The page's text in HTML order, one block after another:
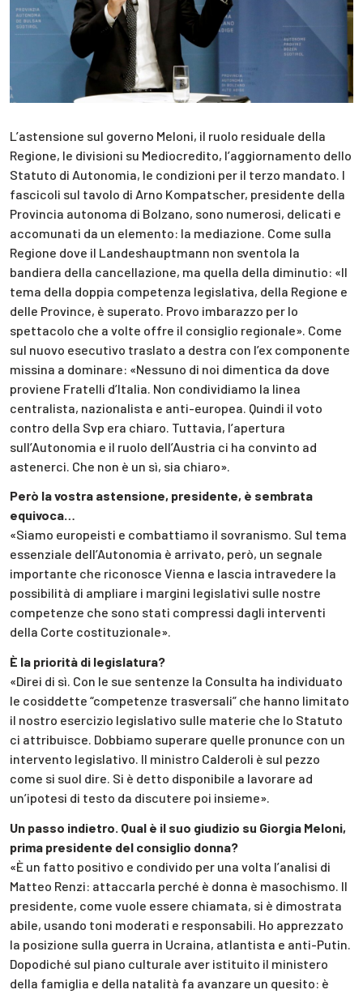
L’astensione sul governo Meloni, il ruolo residuale della
Regione, le divisioni su Mediocredito, l’aggiornamento dello
Statuto di Autonomia, le condizioni per il terzo mandato. I
fascicoli sul tavolo di Arno Kompatscher, presidente della
Provincia autonoma di Bolzano, sono numerosi, delicati e
accomunati da un elemento: la mediazione. Come sulla
Regione dove il Landeshauptmann non sventola la
bandiera della cancellazione, ma quella della diminutio: «Il
tema della doppia competenza legislativa, della Regione e
delle Province, è superato. Provo imbarazzo per lo
spettacolo che a volte offre il consiglio regionale». Come
sul nuovo esecutivo traslato a destra con l’ex componente
missina a dominare: «Nessuno di noi dimentica da dove
proviene Fratelli d’Italia. Non condividiamo la linea
centralista, nazionalista e anti-europea. Quindi il voto
contro della Svp era chiaro. Tuttavia, l’apertura
sull’Autonomia e il ruolo dell’Austria ci ha convinto ad
astenerci. Che non è un sì, sia chiaro».
Però la vostra astensione, presidente, è sembrata
equivoca…
«Siamo europeisti e combattiamo il sovranismo. Sul tema
essenziale dell’Autonomia è arrivato, però, un segnale
importante che riconosce Vienna e lascia intravedere la
possibilità di ampliare i margini legislativi sulle nostre
competenze che sono stati compressi dagli interventi
della Corte costituzionale».
È la priorità di legislatura?
«Direi di sì. Con le sue sentenze la Consulta ha individuato
le cosiddette “competenze trasversali” che hanno limitato
il nostro esercizio legislativo sulle materie che lo Statuto
ci attribuisce. Dobbiamo superare quelle pronunce con un
intervento legislativo. Il ministro Calderoli è sul pezzo
come si suol dire. Si è detto disponibile a lavorare ad
un’ipotesi di testo da discutere poi insieme».
Un passo indietro. Qual è il suo giudizio su Giorgia Meloni,
prima presidente del consiglio donna?
«È un fatto positivo e condivido per una volta l’analisi di
Matteo Renzi: attaccarla perché è donna è masochismo. Il
presidente, come vuole essere chiamata, si è dimostrata
abile, usando toni moderati e responsabili. Ho apprezzato
la posizione sulla guerra in Ucraina, atlantista e anti-Putin.
Dopodiché sul piano culturale aver istituito il ministero
della famiglia e della natalità fa avanzare un quesito: è